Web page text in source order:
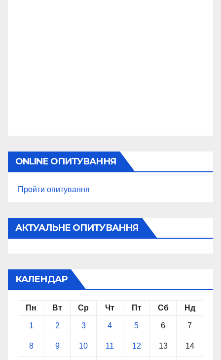
ONLINE ОПИТУВАННЯ
Пройти опитування
АКТУАЛЬНЕ ОПИТУВАННЯ
КАЛЕНДАР
Пн Вт Ср Чт Пт Сб Нд
1 2 3 4 5 6 7
8 9 10 11 12 13 14